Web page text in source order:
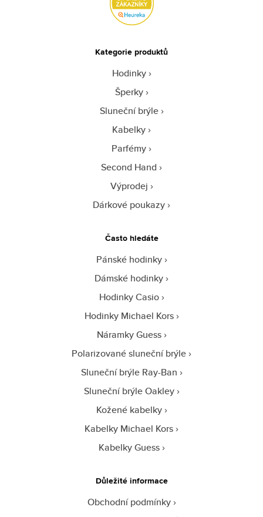
Kategorie produktů
Hodinky
Šperky
Sluneční brýle
Kabelky
Parfémy
Second Hand
Výprodej
Dárkové poukazy
Často hledáte
Pánské hodinky
Dámské hodinky
Hodinky Casio
Hodinky Michael Kors
Náramky Guess
Polarizované sluneční brýle
Sluneční brýle Ray-Ban
Sluneční brýle Oakley
Kožené kabelky
Kabelky Michael Kors
Kabelky Guess
Důležité informace
Obchodní podmínky